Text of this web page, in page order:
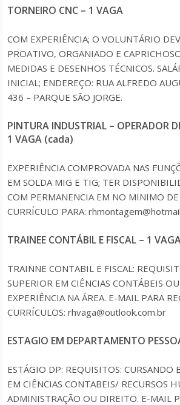
TORNEIRO CNC – 1 VAGA
COM EXPERIÊNCIA; O VOLUNTÁRIO
PROATIVO, ORGANIADO E
MEDIDAS E DESENHOS TÉCNICOS.
INICIAL; ENDEREÇO: RUA ALFREDO
436 – PARQUE SÃO JORGE.
PINTURA INDUSTRIAL – OPERADOR
1 VAGA (cada)
EXPERIÊNCIA COMPROVADA NAS
EM SOLDA MIG E TIG; TER
COM PERMANENCIA EM NO MINIMO
CURRÍCULO PARA:
TRAINEE CONTÁBIL E FISCAL – 1
TRAINNE CONTABIL E FISCAL:
SUPERIOR EM CIÊNCIAS CONTÁBEIS
EXPERIÊNCIA NA ÁREA. E-MAIL PARA
CURRÍCULOS: rhvaga@outlook.com.br
ESTAGIO EM DEPARTAMENTO
ESTÁGIO DP: REQUISITOS: CURSANDO
EM CIÊNCIAS CONTABEIS/ RECURSOS
ADMINISTRAÇÃO OU DIREITO. E-MAIL